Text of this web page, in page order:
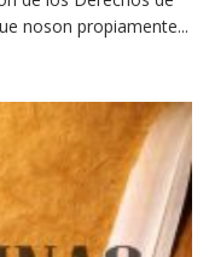
noson propiamente...